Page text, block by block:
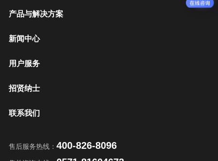
产品与解决方案
新闻中心
用户服务
招贤纳士
联系我们
售后服务热线： 400-826-8096